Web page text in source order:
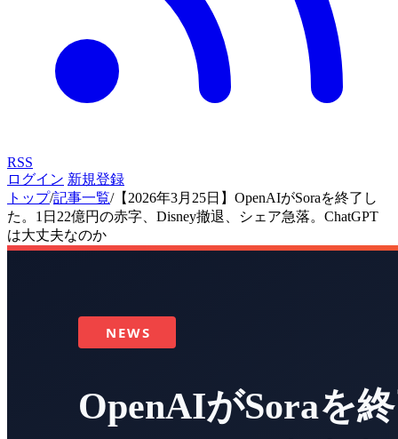
RSS
ログイン 新規登録
トップ/記事一覧/【2026年3月25日】OpenAIがSoraを終了し
た。1日22億円の赤字、Disney撤退、シェア急落。ChatGPT
は大丈夫なのか